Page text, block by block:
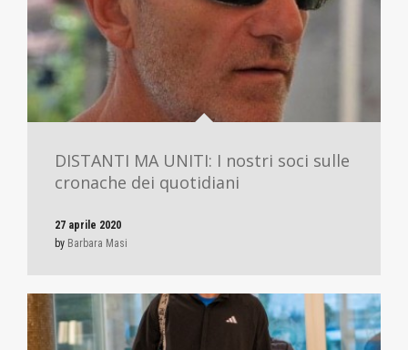
DISTANTI MA UNITI: I nostri soci sulle
cronache dei quotidiani
27 aprile 2020
by Barbara Masi